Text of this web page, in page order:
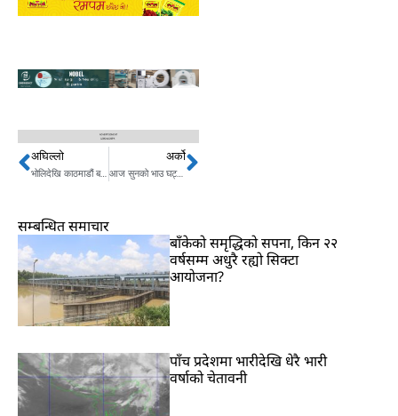
Prev
अघिल्लो
भोलिदेखि काठमाडौं बन्द गर्ने प्रसाईँको चेतावनी
अर्को
आज सुनको भाउ घट्दा चाँदीको बढ्यो Next
सम्बन्धित समाचार
बाँकेको समृद्धिको सपना, किन २२
वर्षसम्म अधुरै रह्यो सिक्टा
आयोजना?
पाँच प्रदेशमा भारीदेखि धेरै भारी
वर्षाको चेतावनी